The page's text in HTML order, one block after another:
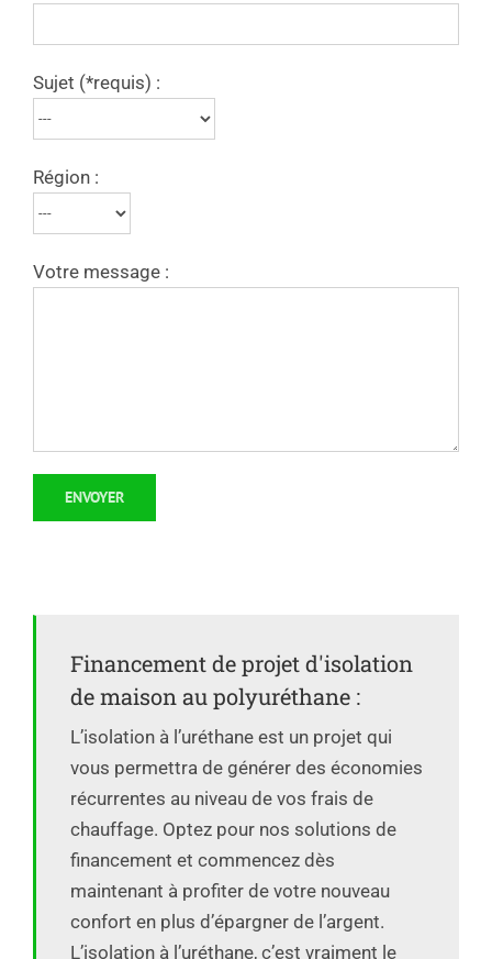
Sujet (*requis) :
Région :
Votre message :
Financement de projet d'isolation
de maison au polyuréthane :
L’isolation à l’uréthane est un projet qui
vous permettra de générer des économies
récurrentes au niveau de vos frais de
chauffage. Optez pour nos solutions de
financement et commencez dès
maintenant à profiter de votre nouveau
confort en plus d’épargner de l’argent.
L’isolation à l’uréthane, c’est vraiment le